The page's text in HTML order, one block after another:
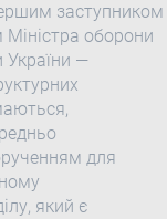
заступником
Міністра оборони
України —
для
який є